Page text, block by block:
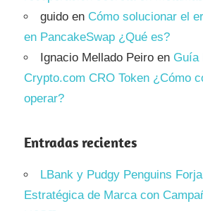
guido en Cómo solucionar el
en PancakeSwap ¿Qué es?
Ignacio Mellado Peiro en Guía
Crypto.com CRO Token ¿Cómo
operar?
Entradas recientes
LBank y Pudgy Penguins
Estratégica de Marca con